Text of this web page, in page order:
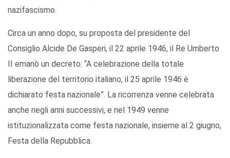
nazifascismo.
Circa un anno dopo, su proposta del presidente del
Consiglio Alcide De Gasperi, il 22 aprile 1946, il Re Umberto
II emanò un decreto: “A celebrazione della totale
liberazione del territorio italiano, il 25 aprile 1946 è
dichiarato festa nazionale”. La ricorrenza venne celebrata
anche negli anni successivi, e nel 1949 venne
istituzionalizzata come festa nazionale, insieme al 2 giugno,
Festa della Repubblica.